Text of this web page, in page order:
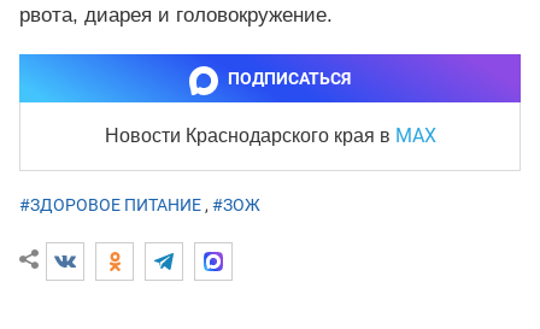
рвота, диарея и головокружение.
ПОДПИСАТЬСЯ
Новости Краснодарского края в MAX
#ЗДОРОВОЕ ПИТАНИЕ, #ЗОЖ